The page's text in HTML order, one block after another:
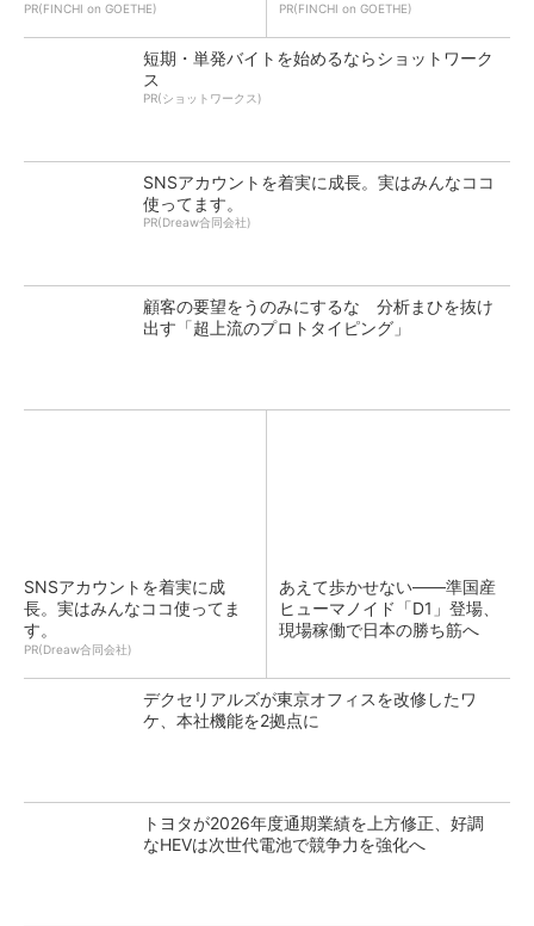
PR(FINCHI on GOETHE) PR(FINCHI on GOETHE)
短期・単発バイトを始めるならショットワーク
ス
PR(ショットワークス)
SNSアカウントを着実に成長。実はみんなココ
使ってます。
PR(Dreaw合同会社)
顧客の要望をうのみにするな 分析まひを抜け
出す「超上流のプロトタイピング」
SNSアカウントを着実に成
長。実はみんなココ使ってま
す。
PR(Dreaw合同会社)
あえて歩かせない――準国産
ヒューマノイド「D1」登場、
現場稼働で日本の勝ち筋へ
デクセリアルズが東京オフィスを改修したワ
ケ、本社機能を2拠点に
トヨタが2026年度通期業績を上方修正、好調
なHEVは次世代電池で競争力を強化へ